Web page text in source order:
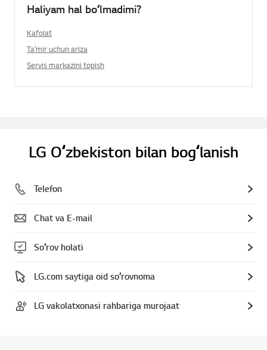
Haliyam hal boʻlmadimi?
Kafolat
Taʼmir uchun ariza
Servis markazini topish
LG Oʻzbekiston bilan bogʻlanish
Telefon
Chat va E-mail
Soʻrov holati
LG.com saytiga oid soʻrovnoma
LG vakolatxonasi rahbariga murojaat